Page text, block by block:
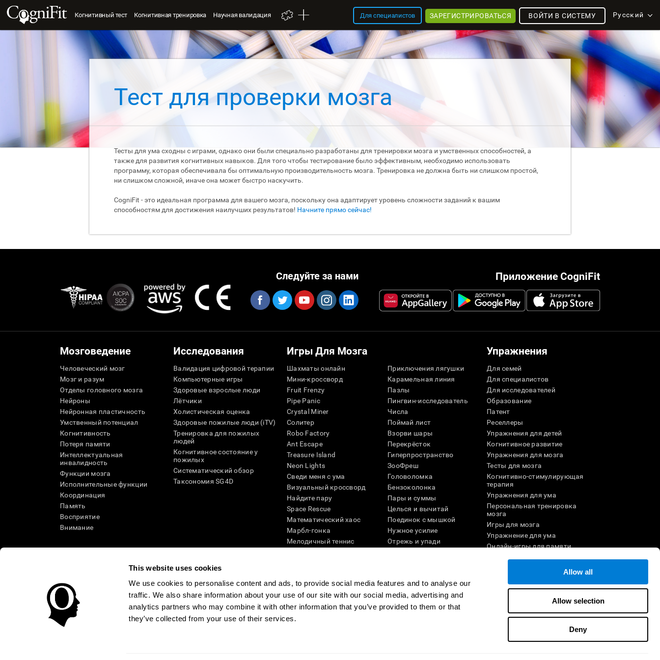
This website uses cookies
We use cookies to personalise content and ads, to provide social media features and to analyse our
traffic. We also share information about your use of our site with our social media, advertising and
analytics partners who may combine it with other information that you’ve provided to them or that
they’ve collected from your use of their services.
Allow all
Allow selection
Deny
Когнитивный тест Когнитивная тренировка Научная валидация Для специалистов Русский
ВОЙТИ В СИСТЕМУ
ЗАРЕГИСТРИРОВАТЬСЯ
Тест для проверки мозга
Тесты для ума сходны с играми, однако они были специально разработаны для тренировки мозга и умственных способностей, а
также для развития когнитивных навыков. Для того чтобы тестирование было эффективным, необходимо использовать
программу, которая обеспечивала бы оптимальную производительность мозга. Тренировка не должна быть ни слишком простой,
ни слишком сложной, иначе она может быстро наскучить.
CogniFit - это идеальная программа для вашего мозга, поскольку она адаптирует уровень сложности заданий к вашим
способностям для достижения наилучших результатов! Начните прямо сейчас!
Приложение CogniFit
Следуйте за нами
Мозговедение
Человеческий мозг
Мозг и разум
Отделы головного мозга
Нейроны
Нейронная пластичность
Умственный потенциал
Когнитивность
Потеря памяти
Интеллектуальная
инвалидность
Функции мозга
Исполнительные функции
Координация
Память
Восприятие
Внимание
Исследования
Валидация цифровой терапии
Компьютерные игры
Здоровые взрослые люди
Лётчики
Холистическая оценка
Здоровые пожилые люди (iTV)
Тренировка для пожилых
людей
Когнитивное состояние у
пожилых
Систематический обзор
Таксономия SG4D
Игры Для Мозга
Шахматы онлайн
Мини-кроссворд
Fruit Frenzy
Pipe Panic
Crystal Miner
Солитер
Robo Factory
Ant Escape
Treasure Island
Neon Lights
Сведи меня с ума
Визуальный кроссворд
Найдите пару
Space Rescue
Математический хаос
Марбл-гонка
Мелодичный теннис
Цветовая гонка
Художественный пазл 3D
Приключения лягушки
Карамельная линия
Пазлы
Пингвин-исследователь
Числа
Поймай лист
Взорви шары
Перекрёсток
Гиперпространство
ЗооФреш
Головоломка
Бензоколонка
Пары и суммы
Целься и вычитай
Поединок с мышкой
Нужное усилие
Отрежь и упади
Слова и птицы
Больше игр ...
Упражнения
Для семей
Для специалистов
Для исследователей
Образование
Патент
Реселлеры
Упражнения для детей
Когнитивное развитие
Упражнения для мозга
Тесты для мозга
Когнитивно-стимулирующая
терапия
Упражнения для ума
Персональная тренировка
мозга
Игры для мозга
Упражнение для ума
Онлайн-игры для памяти
Понимание прочитанного
Одарённые дети
Стать реселлером
Свяжитесь с нами